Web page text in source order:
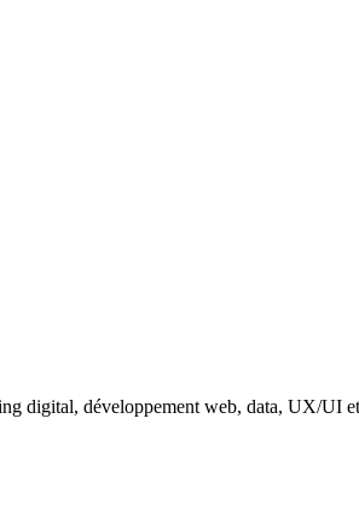
digital, développement web, data, UX/UI